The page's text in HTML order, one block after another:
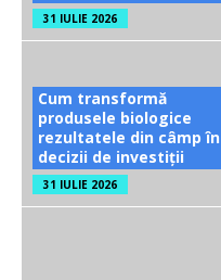
31 IULIE 2026
Cum transformă
produsele biologice
rezultatele din câmp în
decizii de investiții
31 IULIE 2026